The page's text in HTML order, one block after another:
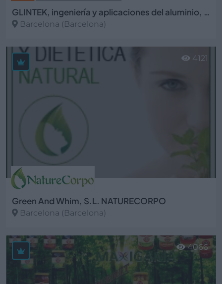
GLINTEK, ingeniería y aplicaciones del aluminio, S.L
Barcelona (Barcelona)
Ver más
Green And Whim, S.L. NATURECORPO
Barcelona (Barcelona)
Ver más
4121
4066